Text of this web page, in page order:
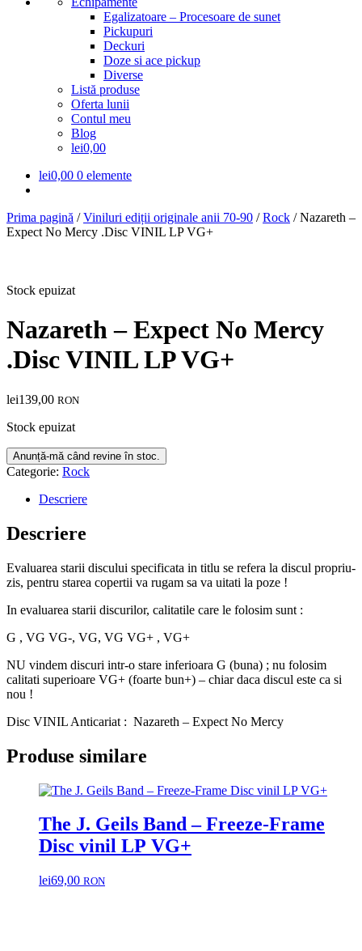
Egalizatoare – Procesoare de sunet
Pickupuri
Deckuri
Doze si ace pickup
Diverse
Listă produse
Oferta lunii
Contul meu
Blog
lei0,00
lei0,00 0 elemente
Prima pagină /Viniluri ediții originale anii 70-90 /Rock /Nazareth –
Expect No Mercy .Disc VINIL LP VG+
Stock epuizat
Nazareth – Expect No Mercy
.Disc VINIL LP VG+
lei139,00 RON
Stock epuizat
Categorie: Rock
Descriere
Descriere
Evaluarea starii discului specificata in titlu se refera la discul propriu-
zis, pentru starea copertii va rugam sa va uitati la poze !
In evaluarea starii discurilor, calitatile care le folosim sunt :
G , VG VG-, VG, VG VG+ , VG+
NU vindem discuri intr-o stare inferioara G (buna) ; nu folosim
calitati superioare VG+ (foarte bun+) – chiar daca discul este ca si
nou !
Disc VINIL Anticariat : Nazareth – Expect No Mercy
Produse similare
The J. Geils Band – Freeze-Frame
Disc vinil LP VG+
lei69,00 RON